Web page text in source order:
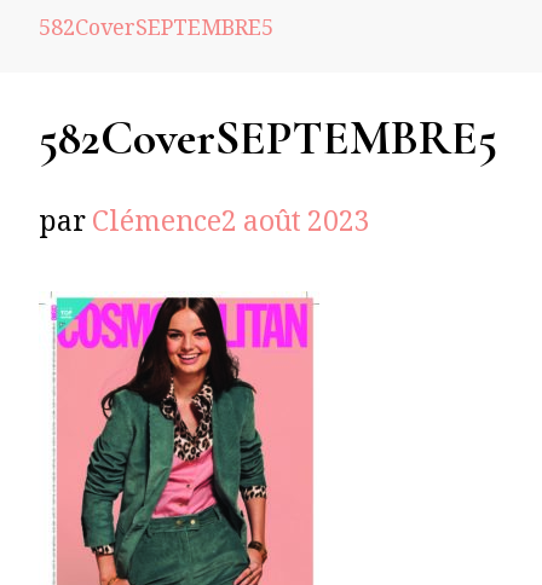
582CoverSEPTEMBRE5
582CoverSEPTEMBRE5
parClémence2 août 2023